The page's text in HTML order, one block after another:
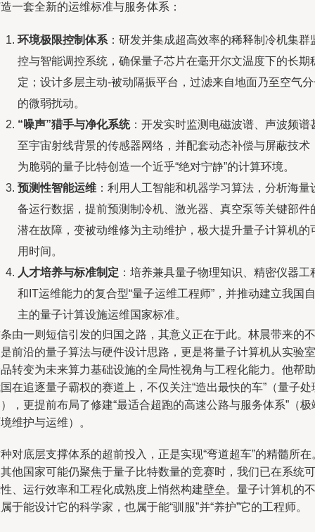
一套全新的运维标准与服务体系：
环境极限控制体系 ：研发并集成超高效率的稀释制冷机集群
控与智能调控系统，确保量子芯片在毫开尔文温度下的长期
定；设计多层主动-被动隔振平台，过滤来自地面乃至空气
的微弱扰动。
“噪声”猎手与净化系统：开发实时监测电磁波谱、声波频谱
至宇宙射线背景的传感器网络，并配套动态补偿与屏蔽技术
为脆弱的量子比特创造一个近乎“绝对宁静”的计算环境。
预测性智能运维 ：利用人工智能和机器学习算法，分析海量
备运行数据，提前预测制冷机、激光器、真空泵等关键部件
潜在故障，变被动维修为主动维护，极大提升量子计算机的
用时间。
人才培养与标准制定 ：培养兼具量子物理知识、精密仪器工
和IT运维能力的复合型“量子运维工程师”，并推动建立我国自
主的量子计算设施运维国家标准。
由一则短信引发的归国之路，其意义正在于此。林晨带来的不
前沿的量子算法与硬件设计思路，更是将量子计算机从实验室
转变为未来算力基础设施的全局性视角与工程化能力。他帮助
在追逐量子霸权的赛道上，不仅关注“造出最快的车”（量子处
，更提前布局了修建“最适合超跑的高速公路与服务体系”（极
维护与运维）。
对底层支撑体系的超前投入，正是实现“弯道超车”的精髓所在
他国家可能仍聚焦于量子比特数量的竞赛时，我们已在系统可
、运行效率和工程化成熟度上悄然构建壁垒。量子计算机的不
于能设计它的科学家，也属于能“驯服”并“养护”它的工程师。